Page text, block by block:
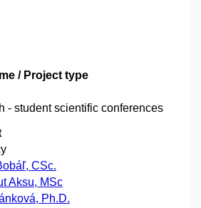
/ Project type
- student scientific conferences
CSc.
Aksu, MSc
Ph.D.